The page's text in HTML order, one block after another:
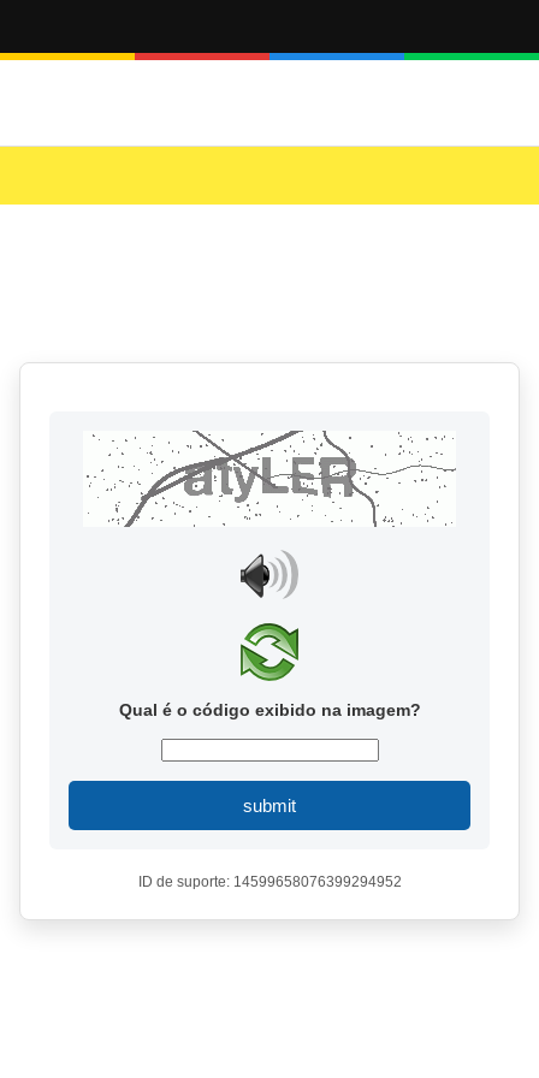
Qual é o código exibido na imagem?
submit
ID de suporte: 14599658076399294952